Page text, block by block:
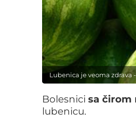
Lubenica je veoma zdrava
Bolesnici sa čirom
lubenicu.